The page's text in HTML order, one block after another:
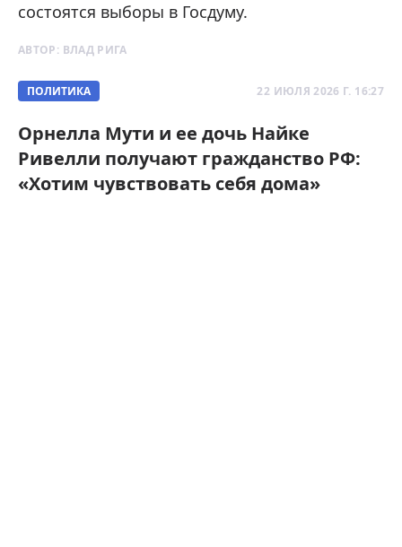
состоятся выборы в Госдуму.
АВТОР: ВЛАД РИГА
ПОЛИТИКА 22 ИЮЛЯ 2026 Г. 16:27
Орнелла Мути и ее дочь Найке
Ривелли получают гражданство РФ:
«Хотим чувствовать себя дома»